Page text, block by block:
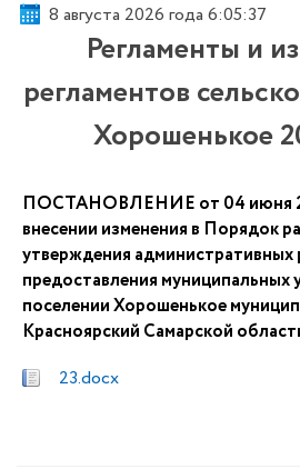
8 августа 2026 года 6:05:37
Регламенты и
регламентов
Хорошенькое
ПОСТАНОВЛЕНИЕ от 04 июня
внесении изменения в Порядок
утверждения административных
предоставления муниципальных
поселении Хорошенькое
Красноярский Самарской
23.docx